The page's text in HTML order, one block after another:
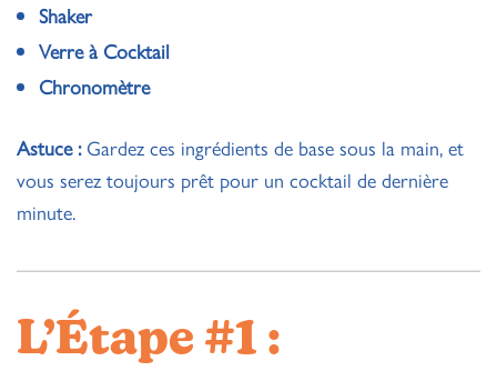
Shaker
Verre à Cocktail
Chronomètre
Astuce :Gardez ces ingrédients de base sous la main, et
vous serez toujours prêt pour un cocktail de dernière
minute.
L’Étape #1 :